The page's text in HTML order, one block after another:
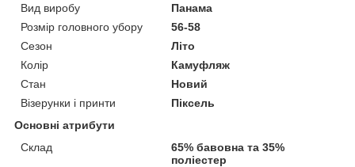
Вид виробу
Панама
Розмір головного убору
56-58
Сезон
Літо
Колір
Камуфляж
Стан
Новий
Візерунки і принти
Піксель
Основні атрибути
Склад
65% бавовна та 35%
поліестер